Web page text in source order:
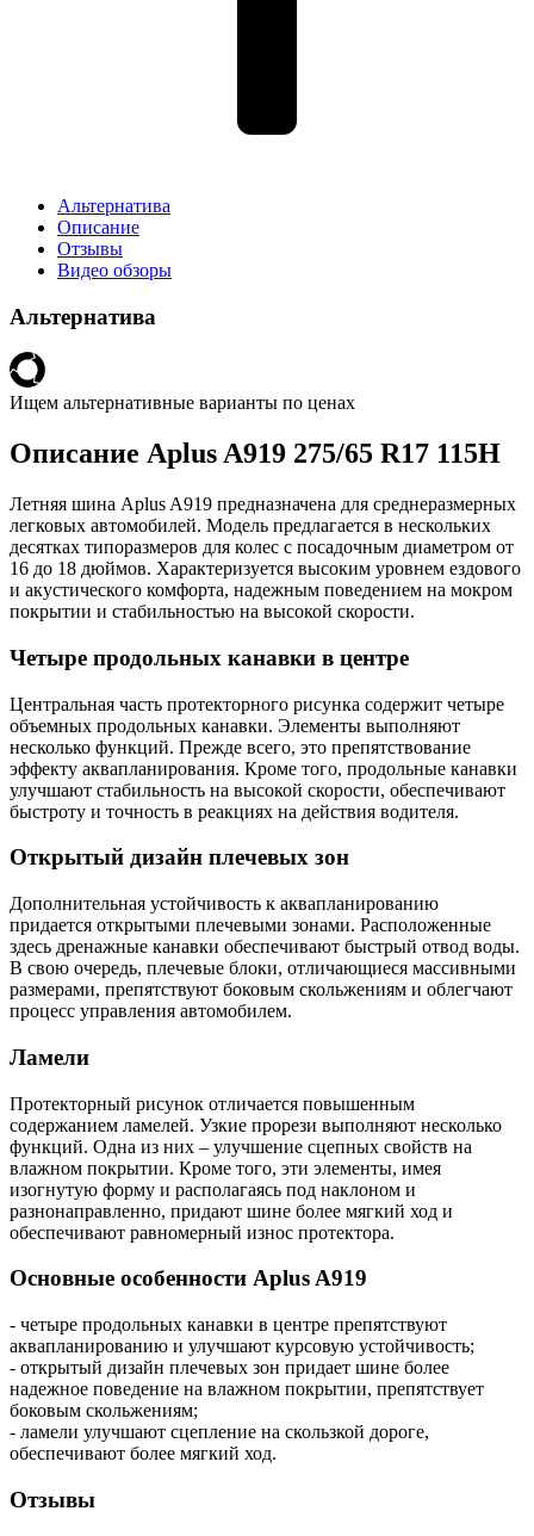
Альтернатива
Описание
Отзывы
Видео обзоры
Альтернатива
Ищем альтернативные варианты по ценах
Описание Aplus A919 275/65 R17 115H
Летняя шина Aplus A919 предназначена для среднеразмерных
легковых автомобилей. Модель предлагается в нескольких
десятках типоразмеров для колес с посадочным диаметром от
16 до 18 дюймов. Характеризуется высоким уровнем ездового
и акустического комфорта, надежным поведением на мокром
покрытии и стабильностью на высокой скорости.
Четыре продольных канавки в центре
Центральная часть протекторного рисунка содержит четыре
объемных продольных канавки. Элементы выполняют
несколько функций. Прежде всего, это препятствование
эффекту аквапланирования. Кроме того, продольные канавки
улучшают стабильность на высокой скорости, обеспечивают
быстроту и точность в реакциях на действия водителя.
Открытый дизайн плечевых зон
Дополнительная устойчивость к аквапланированию
придается открытыми плечевыми зонами. Расположенные
здесь дренажные канавки обеспечивают быстрый отвод воды.
В свою очередь, плечевые блоки, отличающиеся массивными
размерами, препятствуют боковым скольжениям и облегчают
процесс управления автомобилем.
Ламели
Протекторный рисунок отличается повышенным
содержанием ламелей. Узкие прорези выполняют несколько
функций. Одна из них – улучшение сцепных свойств на
влажном покрытии. Кроме того, эти элементы, имея
изогнутую форму и располагаясь под наклоном и
разнонаправленно, придают шине более мягкий ход и
обеспечивают равномерный износ протектора.
Основные особенности Aplus A919
- четыре продольных канавки в центре препятствуют
аквапланированию и улучшают курсовую устойчивость;
- открытый дизайн плечевых зон придает шине более
надежное поведение на влажном покрытии, препятствует
боковым скольжениям;
- ламели улучшают сцепление на скользкой дороге,
обеспечивают более мягкий ход.
Отзывы